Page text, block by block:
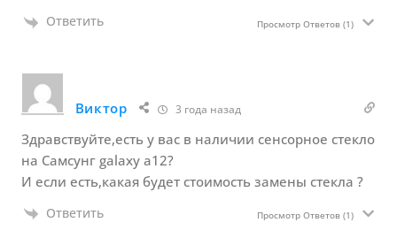
Ответить Просмотр Ответов(1)
Виктор 3 года назад
Здравствуйте,есть у вас в наличии сенсорное стекло
на Самсунг galaxy a12?
И если есть,какая будет стоимость замены стекла ?
Ответить Просмотр Ответов(1)